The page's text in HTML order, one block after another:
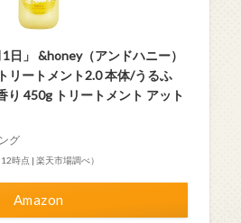
日」 &honey（アンドハニー）
リートメント2.0 本体/うるふ
り 450g トリートメント アット
グ
時点 | 楽天市場調べ）
Amazon